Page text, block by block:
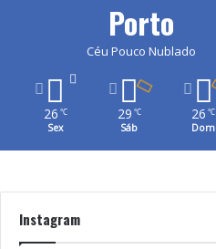
Porto
Céu Pouco Nublado
26 ℃
Sex
29 ℃
Sáb
26 ℃
Dom
Instagram